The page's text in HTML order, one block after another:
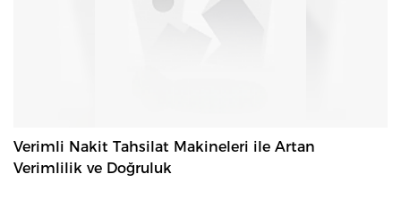
Verimli Nakit Tahsilat Makineleri ile Artan
Verimlilik ve Doğruluk